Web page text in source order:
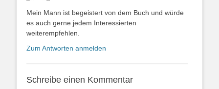
Mein Mann ist begeistert von dem Buch und würde
es auch gerne jedem Interessierten
weiterempfehlen.
Zum Antworten anmelden
Schreibe einen Kommentar